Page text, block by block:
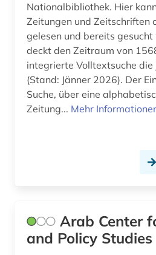
geschichte 1930 - (1)
geschichte 1947-1990 (1)
geschichte 1973-1995 (1)
geschichte des theater (1)
geschlechterforschung (1)
gesellschaft (1)
gestaltung (1)
globalisierung (1)
Nationalbibliothek. Hier
Zeitungen und Zeitschriften
gelesen und bereits gesucht
deckt den Zeitraum von
integrierte Volltextsuche
(Stand: Jänner 2026). Der
Suche, über eine
Zeitung... Mehr
Arab Center
and Policy Studies